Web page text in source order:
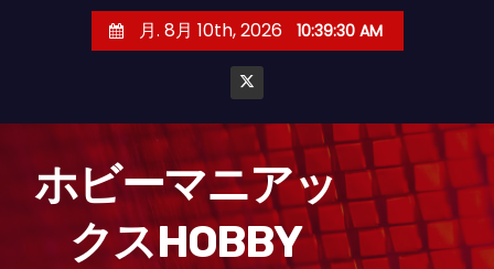
月. 8月 10th, 2026 10:39:31 AM
ホビーマニアッ
クスHOBBY